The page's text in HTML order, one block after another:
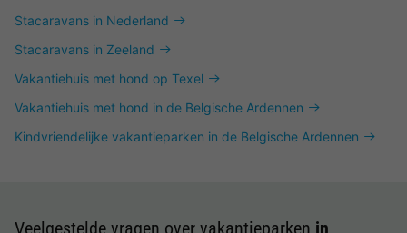
Stacaravans in Nederland
Stacaravans in Zeeland
Vakantiehuis met hond op Texel
Vakantiehuis met hond in de Belgische Ardennen
Kindvriendelijke vakantieparken in de Belgische Ardennen
Veelgestelde vragen over vakantieparken in